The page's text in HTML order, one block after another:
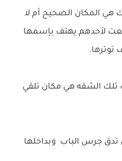
هي المكان الصحيح أم لا
لأحدهم يهتف بإسمها
توترها.
تلك الشقه هي مكان تلقي
تدق جرس الباب وبداخلها